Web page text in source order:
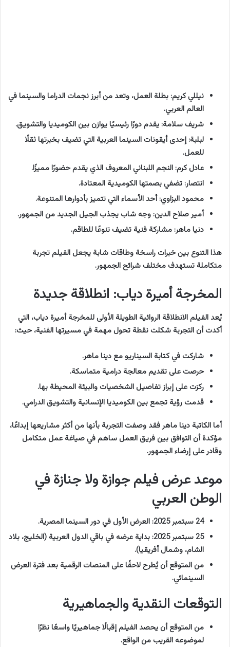
نيللي كريم: بطلة العمل، وتعد من أبرز نجمات الدراما والسينما في
العالم العربي.
شريف سلامة: يقدم دورًا رئيسيًا يوازن بين الكوميديا والتشويق.
لبلبة: إحدى أيقونات السينما العربية التي تضيف بخبرتها ثقلًا
للعمل.
عادل كرم: النجم اللبناني المعروف الذي يقدم حضورًا مميزًا.
انتصار: تضفي بصمتها الكوميدية المعتادة.
محمود البزاوي: أحد الأسماء التي تتميز بأدوارها المتنوعة.
أمير صلاح الدين: وجه شاب يجذب الجيل الجديد من الجمهور.
دنيا ماهر: مشاركة فنية تضيف تنوعًا للطاقم.
هذا التنوع بين خبرات راسخة وطاقات شابة يجعل الفيلم تجربة
متكاملة تستهدف مختلف شرائح الجمهور.
المخرجة أميرة دياب: انطلاقة جديدة
يُعد الفيلم الانطلاقة الروائية الطويلة الأولى للمخرجة أميرة دياب، التي
أكدت أن التجربة شكلت نقطة تحول مهمة في مسيرتها الفنية، حيث:
شاركت في كتابة السيناريو مع دينا ماهر.
حرصت على تقديم معالجة درامية متماسكة.
ركزت على إبراز تفاصيل الشخصيات والبيئة المحيطة بها.
قدمت رؤية تجمع بين الكوميديا الإنسانية والتشويق الدرامي.
أما الكاتبة دينا ماهر فقد وصفت التجربة بأنها من أكثر مشاريعها إبداعًا،
مؤكدة أن التوافق بين فريق العمل ساهم في صياغة عمل متكامل
وقادر على إرضاء الجمهور.
موعد عرض فيلم جوازة ولا جنازة في
الوطن العربي
24 سبتمبر 2025: العرض الأول في دور السينما المصرية.
25 سبتمبر 2025: بداية عرضه في باقي الدول العربية (الخليج، بلاد
الشام، وشمال أفريقيا).
من المتوقع أن يُطرح لاحقًا على المنصات الرقمية بعد فترة العرض
السينمائي.
التوقعات النقدية والجماهيرية
من المتوقع أن يحصد الفيلم إقبالًا جماهيريًا واسعًا نظرًا
لموضوعه القريب من الواقع.